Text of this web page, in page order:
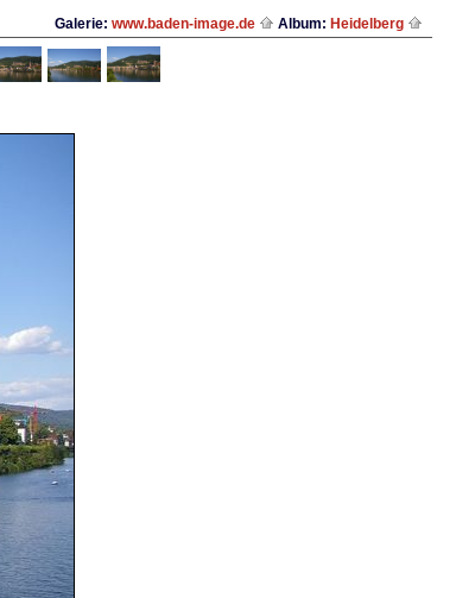
Galerie: www.baden-image.de Album: Heidelberg